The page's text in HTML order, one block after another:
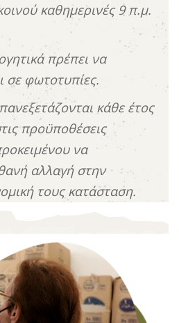
καθημερινές 9 π.μ.
πρέπει να
σε φωτοτυπίες.
κάθε έτος
προϋποθέσεις
να
αλλαγή στην
τους κατάσταση.